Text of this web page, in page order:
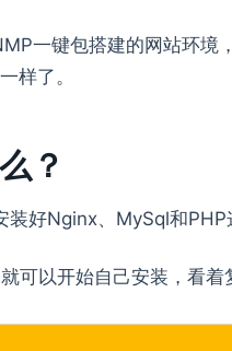
一键包搭建的网站环
样了。
？
好Nginx、MySql和PHP
可以开始自己安装，看着